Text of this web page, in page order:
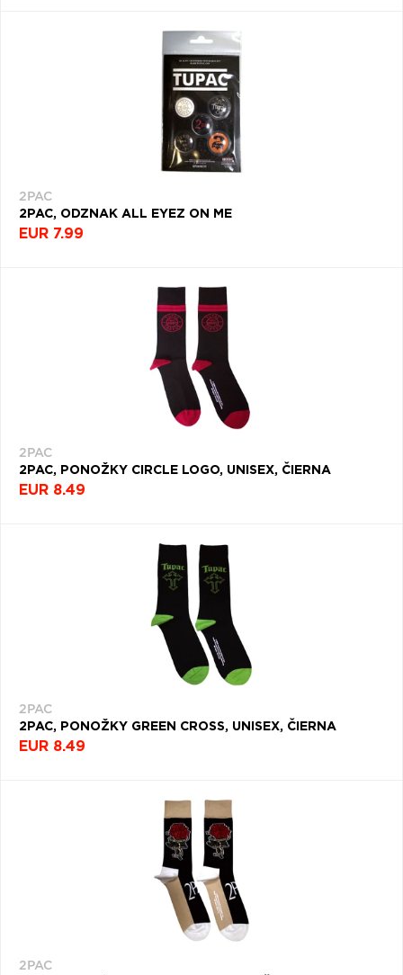
2PAC
2PAC, ODZNAK ALL EYEZ ON ME
EUR 7.99
2PAC
2PAC, PONOŽKY CIRCLE LOGO, UNISEX, ČIERNA
EUR 8.49
2PAC
2PAC, PONOŽKY GREEN CROSS, UNISEX, ČIERNA
EUR 8.49
2PAC